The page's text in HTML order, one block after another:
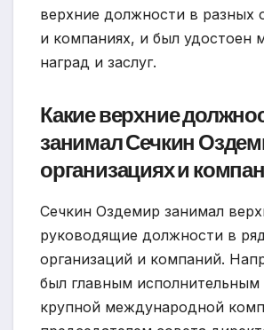
верхние должности в разных
и компаниях, и был удостоен
наград и заслуг.
Какие верхние
занимал Сечкин
организациях и
Сечкин Оздемир занимал
руководящие должности в
организаций и компаний.
был главным
крупной международной